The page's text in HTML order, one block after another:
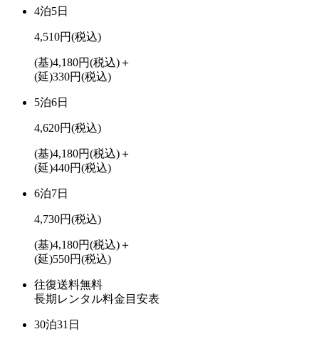
4泊5日
4,510円(税込)
(基)4,180円(税込)＋
(延)330円(税込)
5泊6日
4,620円(税込)
(基)4,180円(税込)＋
(延)440円(税込)
6泊7日
4,730円(税込)
(基)4,180円(税込)＋
(延)550円(税込)
往復送料無料
長期レンタル料金目安表
30泊31日